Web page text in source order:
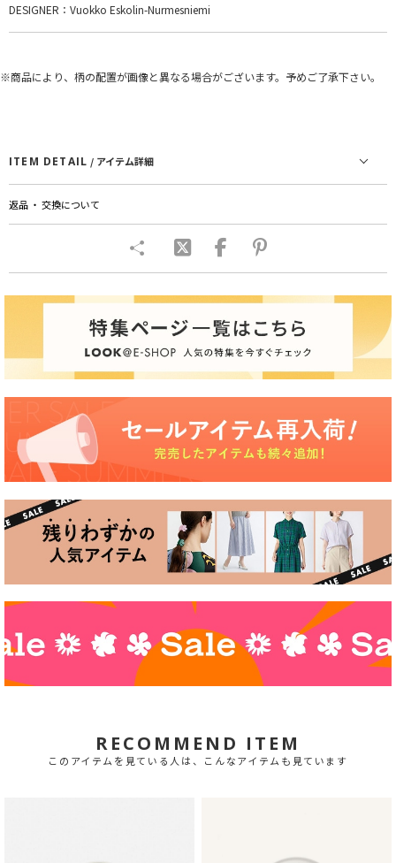
DESIGNER：Vuokko Eskolin-Nurmesniemi
※商品により、柄の配置が画像と異なる場合がございます。予めご了承下さい。
ITEM DETAIL / アイテム詳細
返品 ・ 交換について
RECOMMEND ITEM
このアイテムを見ている人は、こんなアイテムも見ています